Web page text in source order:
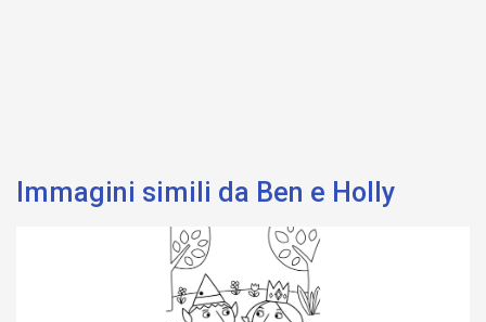
Immagini simili da Ben e Holly